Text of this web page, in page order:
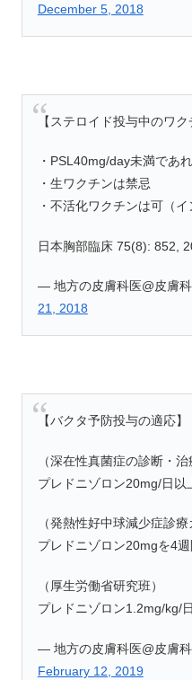
December 5, 2018
【ステロイド投与中のワク
・PSL40mg/day未満であ
・生ワクチンは禁忌
・不活化ワクチンは可（イ
日本胸部臨床 75(8): 852,
— 地方の皮膚科医@皮膚
21, 2018
【バクタ予防投与の適応】
（深在性真菌症の診断・
プレドニゾロン20mg/日以
（発熱性好中球減少症診療
プレドニゾロン20mgを4週
（厚生労働省研究班）
プレドニゾロン1.2mg/kg/
— 地方の皮膚科医@皮膚
February 12, 2019